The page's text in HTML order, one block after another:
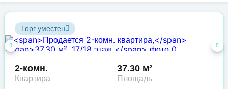
Торг уместен
2-комн.
Квартира
37.30 м²
Площадь